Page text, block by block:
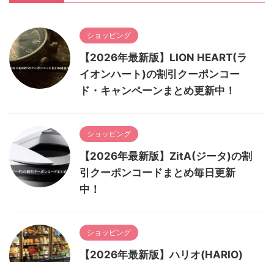
ショッピング
【2026年最新版】LION HEART(ラ
イオンハート)の割引クーポンコー
ド・キャンペーンまとめ更新中！
ショッピング
【2026年最新版】ZitA(ジータ)の割
引クーポンコードまとめ毎日更新
中！
ショッピング
【2026年最新版】ハリオ(HARIO)